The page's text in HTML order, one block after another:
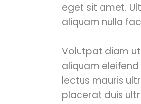
eget sit amet.
aliquam nulla
Volutpat diam ut
aliquam
lectus mauris
placerat duis